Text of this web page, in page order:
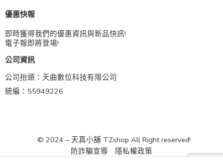
優惠快報
即時獲得我們的優惠資訊與新品快訊!
電子報即將登場!
公司資訊
公司抬頭：天曲數位科技有限公司
統編：55949226
© 2024 – 天真小舖 TZshop All Right reserved!
防詐騙宣導
隱私權政策